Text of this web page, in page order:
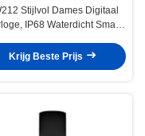
Stijlvol Dames Digitaal
IP68 Waterdicht Smart
Krijg Beste Prijs